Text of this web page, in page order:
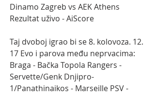
Dinamo Zagreb vs AEK Athens
Rezultat uživo - AiScore
Taj dvoboj igrao bi se 8. kolovoza. 12.
17 Evo i parova među neprvacima:
Braga - Bačka Topola Rangers -
Servette/Genk Dnjipro-
1/Panathinaikos - Marseille PSV -